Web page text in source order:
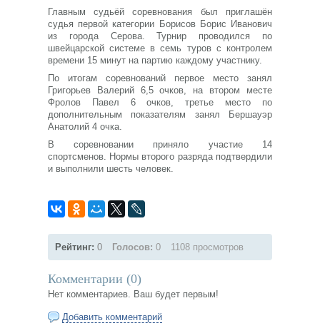
Главным судьёй соревнования был приглашён
судья первой категории Борисов Борис Иванович
из города Серова. Турнир проводился по
швейцарской системе в семь туров с контролем
времени 15 минут на партию каждому участнику.
По итогам соревнований первое место занял
Григорьев Валерий 6,5 очков, на втором месте
Фролов Павел 6 очков, третье место по
дополнительным показателям занял Бершауэр
Анатолий 4 очка.
В соревновании приняло участие 14
спортсменов. Нормы второго разряда подтвердили
и выполнили шесть человек.
Рейтинг:0 Голосов: 0 1108 просмотров
Комментарии (0)
Нет комментариев. Ваш будет первым!
Добавить комментарий